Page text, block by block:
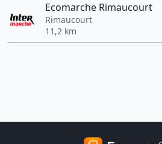
Ecomarche Rimaucourt
Rimaucourt
11,2 km